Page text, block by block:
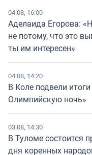
04.08, 16:00
Аделаида Егорова:
не потому, что это
ты им интересен»
04.08, 14:20
В Коле подвели
Олимпийскую ночь»
03.08, 14:30
В Туломе состоится
дня коренных